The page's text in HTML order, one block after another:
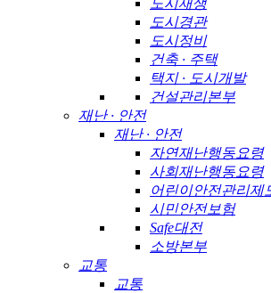
도시경관
도시정비
건축 · 주택
택지 · 도시개발
건설관리본부
재난 · 안전
재난 · 안전
자연재난행동요령
사회재난행동요령
어린이안전관리제
시민안전보험
Safe대전
소방본부
교통
교통